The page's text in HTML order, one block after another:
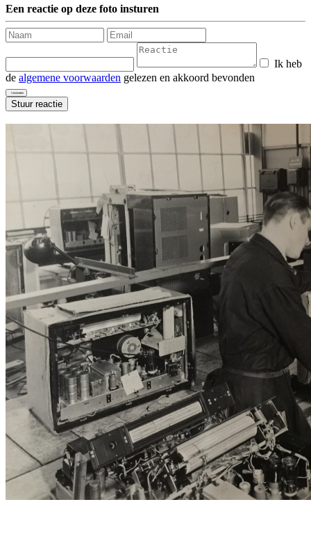
Een reactie op deze foto insturen
Ik heb
de algemene voorwaarden gelezen en akkoord bevonden